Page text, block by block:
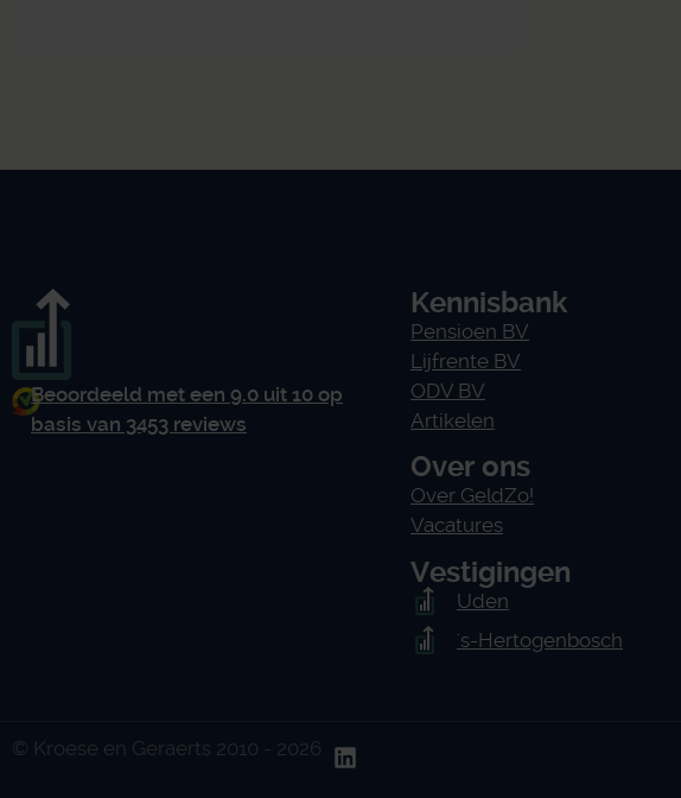
Beoordeeld met een 9.0 uit 10 op
basis van 3453 reviews
Kennisbank
Pensioen BV
Lijfrente BV
ODV BV
Artikelen
Over ons
Over GeldZo!
Vacatures
Vestigingen
Uden
's-Hertogenbosch
© Kroese en Geraerts 2010 - 2026